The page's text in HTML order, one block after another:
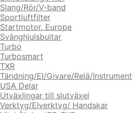
Slang/Rör/V-band
Sportluftfilter
Startmotor. Europe
Svänghjulsbultar
Turbo
Turbosmart
TXR
Tändning/El/Givare/Relä/Instrument
USA Delar
Utväxlingar till slutväxel
Verktyg/Elverktyg/ Handskar